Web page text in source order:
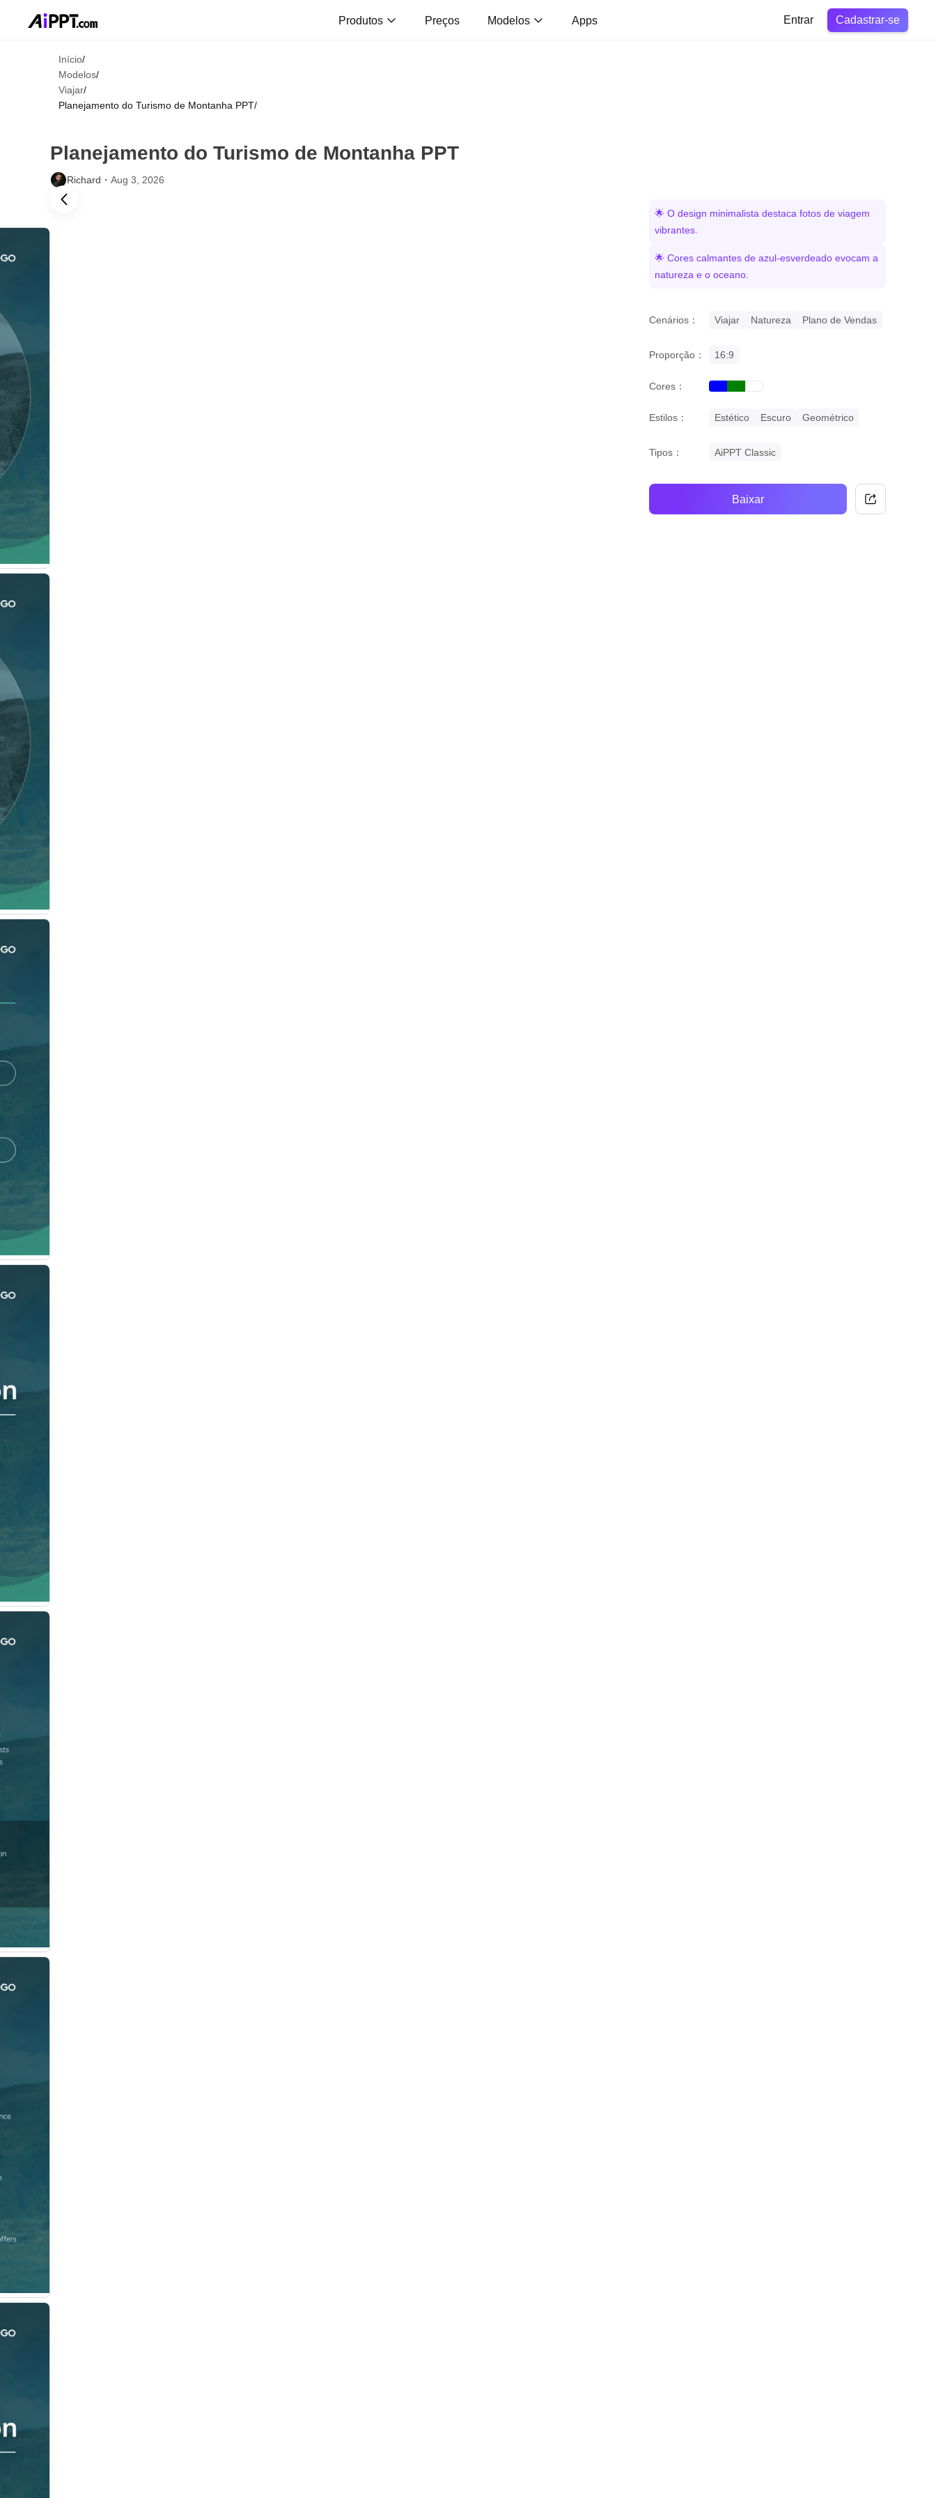
Produtos Preços Modelos Apps Entrar Cadastrar-se
Início/
Modelos/
Viajar/
Planejamento do Turismo de Montanha PPT/
Planejamento do Turismo de Montanha PPT
Richard・ Aug 3, 2026
🌟 O design minimalista destaca fotos de viagem
vibrantes.
🌟 Cores calmantes de azul-esverdeado evocam a
natureza e o oceano.
Cenários： Viajar Natureza Plano de Vendas
Proporção： 16:9
Cores： bluegreenwhite
Estilos： Estético Escuro Geométrico
Tipos： AiPPT Classic
Baixar